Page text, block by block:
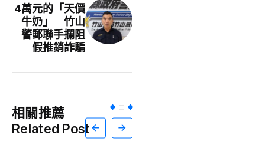
4萬元的「天價
牛奶」 竹山
警郵聯手攔阻
假推銷詐騙
相關推薦
Related Post